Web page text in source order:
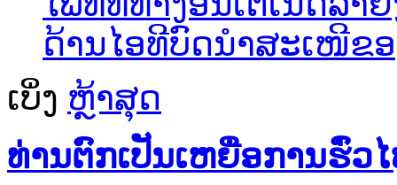
ດ້ານໄອທີບົດນຳສະເໜີຂອ
ເບິ່ງ ຫຼ້າສຸດ
ທ່ານຕົກເປັນເຫຍື່ອການຮົ່ວ